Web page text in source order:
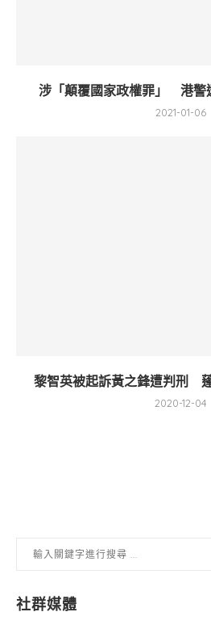
涉「顛覆國家政權罪」 港警
2021-01-06
黎智英被起訴黃之鋒遭判刑
2020-12-04
社群媒體